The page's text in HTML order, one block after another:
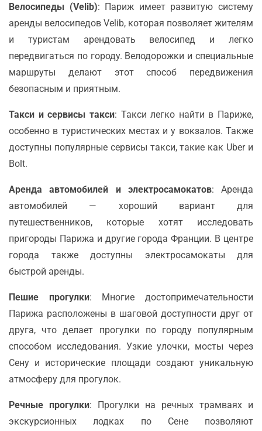
Велосипеды (Velib): Париж имеет развитую систему
аренды велосипедов Velib, которая позволяет жителям
и туристам арендовать велосипед и легко
передвигаться по городу. Велодорожки и специальные
маршруты делают этот способ передвижения
безопасным и приятным.
Такси и сервисы такси: Такси легко найти в Париже,
особенно в туристических местах и у вокзалов. Также
доступны популярные сервисы такси, такие как Uber и
Bolt.
Аренда автомобилей и электросамокатов: Аренда
автомобилей — хороший вариант для
путешественников, которые хотят исследовать
пригороды Парижа и другие города Франции. В центре
города также доступны электросамокаты для
быстрой аренды.
Пешие прогулки: Многие достопримечательности
Парижа расположены в шаговой доступности друг от
друга, что делает прогулки по городу популярным
способом исследования. Узкие улочки, мосты через
Сену и исторические площади создают уникальную
атмосферу для прогулок.
Речные прогулки: Прогулки на речных трамваях и
экскурсионных лодках по Сене позволяют